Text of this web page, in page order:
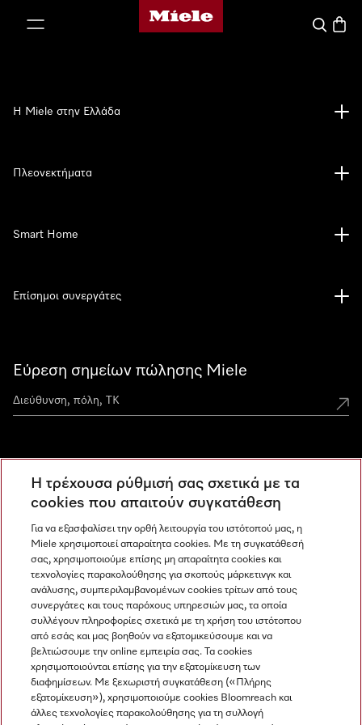
Αρχική σελίδα της Miele
Εύρεση σημείων πώλησης Miele
Ανακαλύψτε τα Miele Experience Center
Newsletter
Η Miele στην Ελλάδα
Πλεονεκτήματα
Smart Home
Επίσημοι συνεργάτες
Miele στο Instagram
Miele στο Facebook
Miele στο Youtube
Η τρέχουσα ρύθμισή σας σχετικά με τα
cookies που απαιτούν συγκατάθεση
Για να εξασφαλίσει την ορθή λειτουργία του ιστότοπού μας, η
Miele χρησιμοποιεί απαραίτητα cookies. Με τη συγκατάθεσή
σας, χρησιμοποιούμε επίσης μη απαραίτητα cookies και
τεχνολογίες παρακολούθησης για σκοπούς μάρκετινγκ και
ανάλυσης, συμπεριλαμβανομένων cookies τρίτων από τους
συνεργάτες και τους παρόχους υπηρεσιών μας, τα οποία
συλλέγουν πληροφορίες σχετικά με τη χρήση του ιστότοπου
από εσάς και μας βοηθούν να εξατομικεύσουμε και να
βελτιώσουμε την online εμπειρία σας. Τα cookies
χρησιμοποιούνται επίσης για την εξατομίκευση των
διαφημίσεων. Με ξεχωριστή συγκατάθεση («Πλήρης
εξατομίκευση»), χρησιμοποιούμε cookies Bloomreach και
άλλες τεχνολογίες παρακολούθησης για τη συλλογή